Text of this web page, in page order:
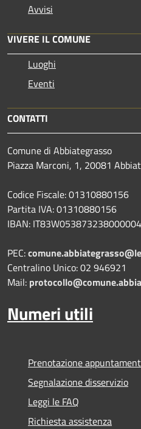
Avvisi
VIVERE IL COMUNE
Luoghi
Eventi
CONTATTI
Comune di Abbiategrasso
Piazza Marconi, 1, 20081
Codice Fiscale: 01310880156
Partita IVA: 01310880156
IBAN:
PEC:
Centralino Unico: 02 946921
Mail:
Numeri utili
Prenotazione
Segnalazione disservizio
Leggi le FAQ
Richiesta assistenza